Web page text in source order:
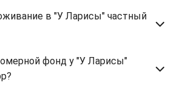
в "У Ларисы" частный
фонд у "У Ларисы"